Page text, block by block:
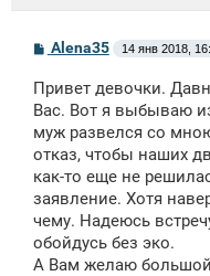
С
о
б
щ
н
и
Alena35 14 янв 2018,
Привет девочки.
Вас. Вот я выбываю
муж развелся со
отказ, чтобы наших
как-то еще не
заявление. Хотя
чему. Надеюсь
обойдусь без эко.
А Вам желаю